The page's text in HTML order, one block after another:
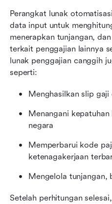
Perangkat lunak
data input untuk
menerapkan tunjangan,
terkait penggajian lainnya
lunak penggajian canggih
seperti:
Menghasilkan slip
Menangani
negara
Memperbarui kode
ketenagakerjaan
Mengelola tunjangan,